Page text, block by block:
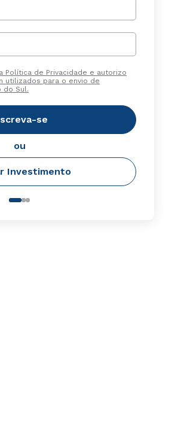
Política de Privacidade e autorizo
utilizados para o envio de
do Sul.
se
ou
Investimento